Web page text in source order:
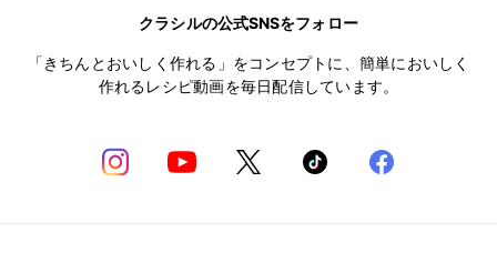
クラシルの公式SNSをフォロー
「きちんとおいしく作れる」をコンセプトに、簡単においしく
作れるレシピ動画を毎日配信しています。